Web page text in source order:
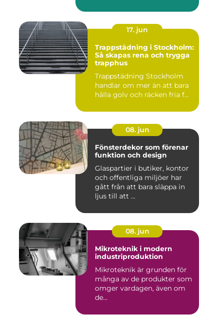
17. jun
Trappstädning i Stockholm:
Så skapas rena och trygga
trapphus
Trappstädning Stockholm
handlar om mer än att bara
hålla golv och räcken fria f...
08. jun
Fönsterdekor som förenar
funktion och design
Glaspartier i butiker, kontor
och offentliga miljöer har
gått från att bara släppa in
ljus till att ...
08. jun
Mikroteknik i modern
industriproduktion
Mikroteknik är grunden för
många av de produkter som
omger vardagen, även om
de...